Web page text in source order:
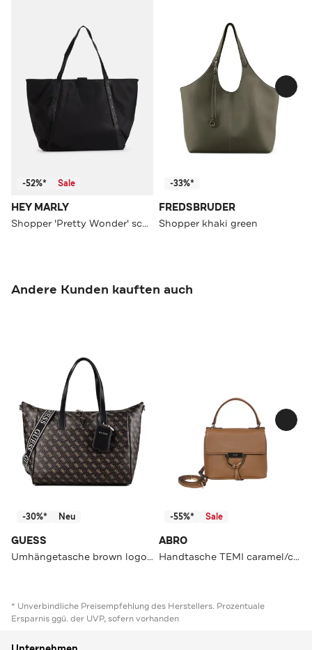
-52%* Sale
HEY MARLY
Shopper 'Pretty Wonder' schwarz
-33%*
FREDSBRUDER
Shopper khaki green
Andere Kunden kauften auch
-30%* Neu
GUESS
Umhängetasche brown logo-black
-55%* Sale
ABRO
Handtasche TEMI caramel/cognac
* Unverbindliche Preisempfehlung des Herstellers. Prozentuale
Ersparnis ggü. der UVP, sofern vorhanden